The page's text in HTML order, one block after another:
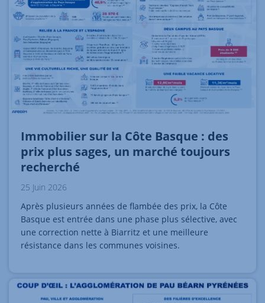
Immobilier sur la Côte Basque : des
prix plus sages, un marché toujours
recherché
25 Juin 2026
Après plusieurs années de flambée des prix, la Côte
Basque est entrée dans une phase plus sélective, avec
une correction nette à Biarritz et une meilleure
résistance dans les communes voisines.